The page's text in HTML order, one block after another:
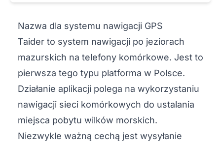
Nazwa dla systemu nawigacji GPS
Taider to system nawigacji po jeziorach
mazurskich na telefony komórkowe. Jest to
pierwsza tego typu platforma w Polsce.
Działanie aplikacji polega na wykorzystaniu
nawigacji sieci komórkowych do ustalania
miejsca pobytu wilków morskich.
Niezwykle ważną cechą jest wysyłanie